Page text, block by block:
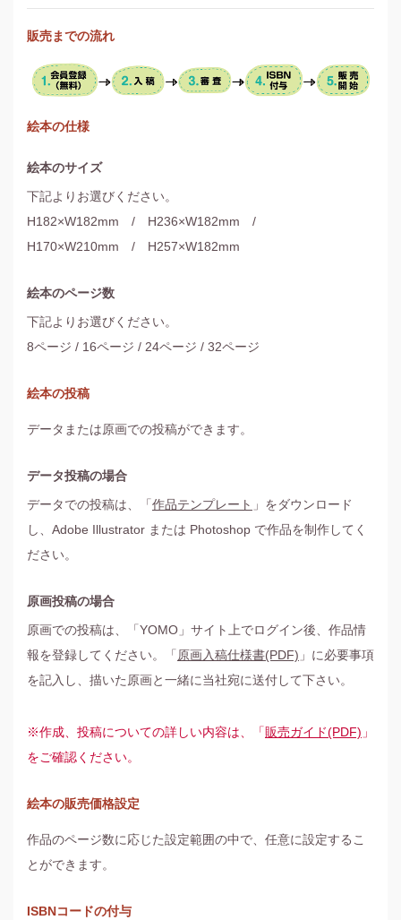
販売までの流れ
絵本の仕様
絵本のサイズ
下記よりお選びください。
H182×W182mm / H236×W182mm /
H170×W210mm / H257×W182mm
絵本のページ数
下記よりお選びください。
8ページ / 16ページ / 24ページ / 32ページ
絵本の投稿
データまたは原画での投稿ができます。
データ投稿の場合
データでの投稿は、「 作品テンプレート 」をダウンロード
し、Adobe Illustrator または Photoshop で作品を制作してく
ださい。
原画投稿の場合
原画での投稿は、「YOMO」サイト上でログイン後、作品情
報を登録してください。「 原画入稿仕様書(PDF) 」に必要事項
を記入し、描いた原画と一緒に当社宛に送付して下さい。
※作成、投稿についての詳しい内容は、「販売ガイド(PDF) 」
をご確認ください。
絵本の販売価格設定
作品のページ数に応じた設定範囲の中で、任意に設定するこ
とができます。
ISBNコードの付与